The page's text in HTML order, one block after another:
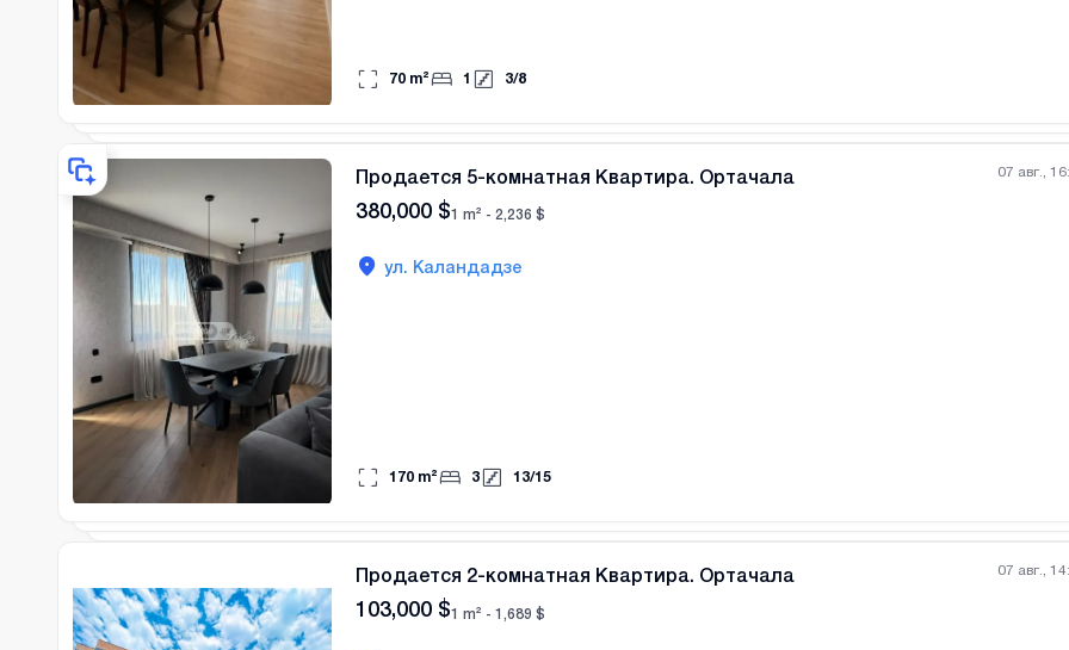
70 m² 1 3/8
07 авг.,
Продается 5-комнатная Квартира. Ортачала
380,000 $1 m² - 2,236 $
ул. Каландадзе
170 m² 3 13/15
07 авг.,
Продается 2-комнатная Квартира. Ортачала
103,000 $1 m² - 1,689 $